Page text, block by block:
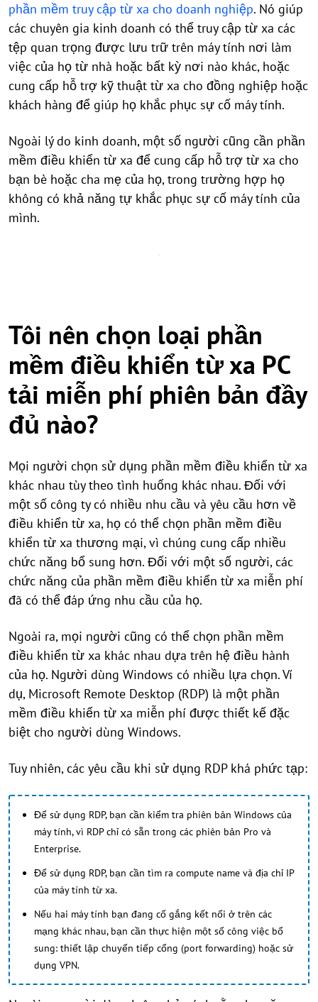
phần mềm truy cập từ xa cho doanh nghiệp. Nó giúp
các chuyên gia kinh doanh có thể truy cập từ xa các
tệp quan trọng được lưu trữ trên máy tính nơi làm
việc của họ từ nhà hoặc bất kỳ nơi nào khác, hoặc
cung cấp hỗ trợ kỹ thuật từ xa cho đồng nghiệp hoặc
khách hàng để giúp họ khắc phục sự cố máy tính.
Ngoài lý do kinh doanh, một số người cũng cần phần
mềm điều khiển từ xa để cung cấp hỗ trợ từ xa cho
bạn bè hoặc cha mẹ của họ, trong trường hợp họ
không có khả năng tự khắc phục sự cố máy tính của
mình.
Tôi nên chọn loại phần
mềm điều khiển từ xa PC
tải miễn phí phiên bản đầy
đủ nào?
Mọi người chọn sử dụng phần mềm điều khiển từ xa
khác nhau tùy theo tình huống khác nhau. Đối với
một số công ty có nhiều nhu cầu và yêu cầu hơn về
điều khiển từ xa, họ có thể chọn phần mềm điều
khiển từ xa thương mại, vì chúng cung cấp nhiều
chức năng bổ sung hơn. Đối với một số người, các
chức năng của phần mềm điều khiển từ xa miễn phí
đã có thể đáp ứng nhu cầu của họ.
Ngoài ra, mọi người cũng có thể chọn phần mềm
điều khiển từ xa khác nhau dựa trên hệ điều hành
của họ. Người dùng Windows có nhiều lựa chọn. Ví
dụ, Microsoft Remote Desktop (RDP) là một phần
mềm điều khiển từ xa miễn phí được thiết kế đặc
biệt cho người dùng Windows.
Tuy nhiên, các yêu cầu khi sử dụng RDP khá phức tạp:
Để sử dụng RDP, bạn cần kiểm tra phiên bản Windows của
máy tính, vì RDP chỉ có sẵn trong các phiên bản Pro và
Enterprise.
Để sử dụng RDP, bạn cần tìm ra compute name và địa chỉ IP
của máy tính từ xa.
Nếu hai máy tính bạn đang cố gắng kết nối ở trên các
mạng khác nhau, bạn cần thực hiện một số công việc bổ
sung: thiết lập chuyển tiếp cổng (port forwarding) hoặc sử
dụng VPN.